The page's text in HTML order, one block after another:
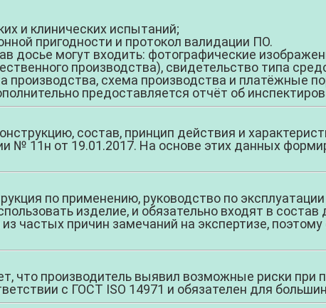
и клинических испытаний;
пригодности и протокол валидации ПО.
досье могут входить: фотографические
производства), свидетельство типа
схема производства и платёжные
предоставляется отчёт об
состав, принцип действия и
№ 11н от 19.01.2017. На основе этих данных
по применению, руководство по
изделие, и обязательно входят в
частых причин замечаний на экспертизе,
что производитель выявил возможные риски при
с ГОСТ ISO 14971 и обязателен для